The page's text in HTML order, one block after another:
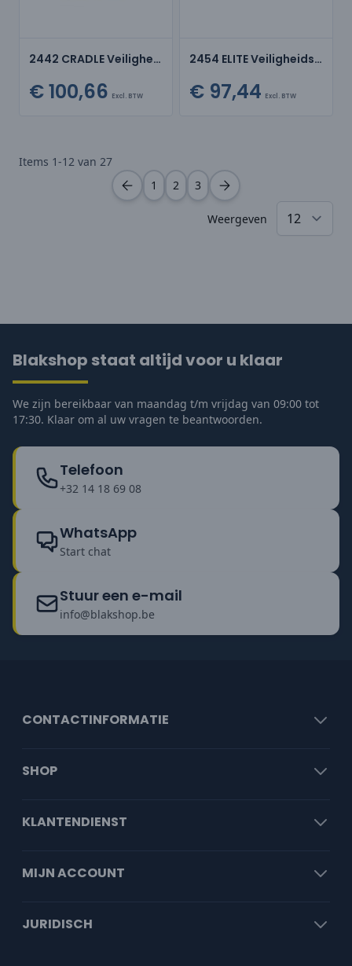
2442 CRADLE Veiligheidsschoen
€ 100,66 Excl. BTW
2454 ELITE Veiligheidsschoen
€ 97,44 Excl. BTW
Items 1-12 van 27
1
2 3
Weergeven
Blakshop staat altijd voor u klaar
We zijn bereikbaar van maandag t/m vrijdag van 09:00 tot
17:30. Klaar om al uw vragen te beantwoorden.
Telefoon
+32 14 18 69 08
WhatsApp
Start chat
Stuur een e-mail
info@blakshop.be
CONTACTINFORMATIE
SHOP
KLANTENDIENST
MIJN ACCOUNT
JURIDISCH